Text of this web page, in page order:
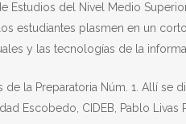
Estudios del Nivel Medio
estudiantes plasmen en un
y las tecnologías de la
la Preparatoria Núm. 1. Allí se
Escobedo, CIDEB, Pablo